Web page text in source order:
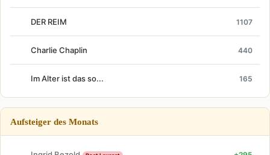
DER REIM 1107
Charlie Chaplin 440
Im Alter ist das so... 165
Aufsteiger des Monats